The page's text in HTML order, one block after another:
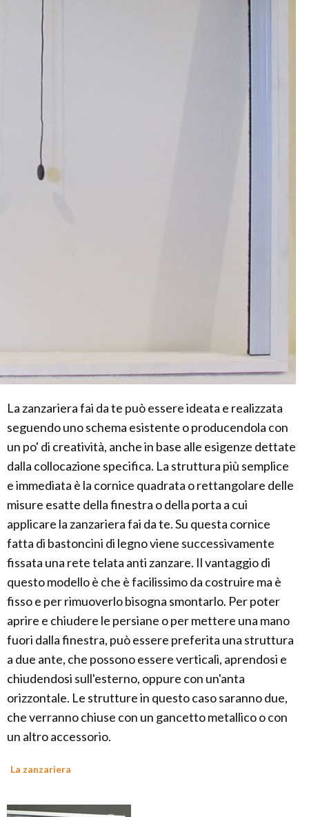
La zanzariera fai da te può essere ideata e realizzata
seguendo uno schema esistente o producendola con
un po' di creatività, anche in base alle esigenze dettate
dalla collocazione specifica. La struttura più semplice
e immediata è la cornice quadrata o rettangolare delle
misure esatte della finestra o della porta a cui
applicare la zanzariera fai da te. Su questa cornice
fatta di bastoncini di legno viene successivamente
fissata una rete telata anti zanzare. Il vantaggio di
questo modello è che è facilissimo da costruire ma è
fisso e per rimuoverlo bisogna smontarlo. Per poter
aprire e chiudere le persiane o per mettere una mano
fuori dalla finestra, può essere preferita una struttura
a due ante, che possono essere verticali, aprendosi e
chiudendosi sull'esterno, oppure con un'anta
orizzontale. Le strutture in questo caso saranno due,
che verranno chiuse con un gancetto metallico o con
un altro accessorio.
La zanzariera